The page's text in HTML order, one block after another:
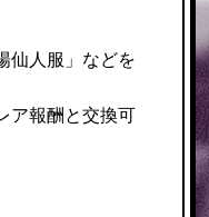
仙人服 」などを
ア報酬と交換可